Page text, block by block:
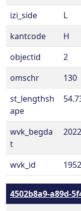
izi_side
L
kantcode
H
objectid
2
omschr
130
st_lengthsh
ape
wvk_begda
t
wvk_id
4502b8a9-a89d-